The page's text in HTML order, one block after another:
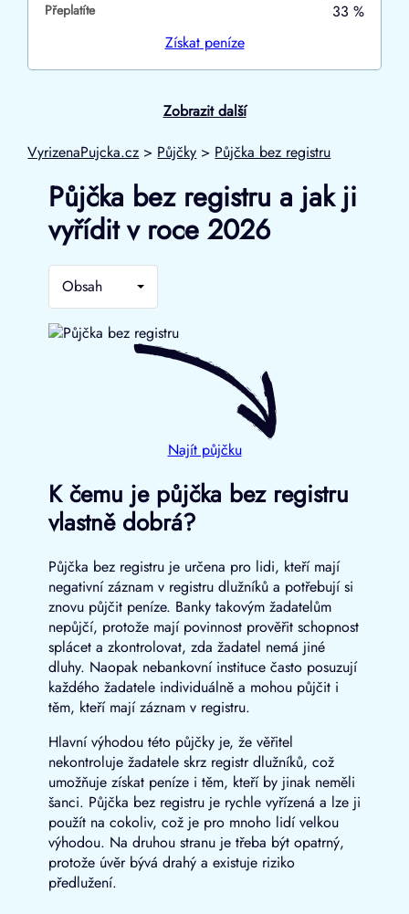
Přeplatíte
33 %
Získatpeníze
Zobrazit další
VyrizenaPujcka.cz > Půjčky > Půjčka bez registru
Půjčka bez registru a jak ji
vyřídit v roce 2026
Obsah
Najít půjčku
K čemu je půjčka bez registru
vlastně dobrá?
Půjčka bez registru je určena pro lidi, kteří mají
negativní záznam v registru dlužníků a potřebují si
znovu půjčit peníze. Banky takovým žadatelům
nepůjčí, protože mají povinnost prověřit schopnost
splácet a zkontrolovat, zda žadatel nemá jiné
dluhy. Naopak nebankovní instituce často posuzují
každého žadatele individuálně a mohou půjčit i
těm, kteří mají záznam v registru.
Hlavní výhodou této půjčky je, že věřitel
nekontroluje žadatele skrz registr dlužníků, což
umožňuje získat peníze i těm, kteří by jinak neměli
šanci. Půjčka bez registru je rychle vyřízená a lze ji
použít na cokoliv, což je pro mnoho lidí velkou
výhodou. Na druhou stranu je třeba být opatrný,
protože úvěr bývá drahý a existuje riziko
předlužení.